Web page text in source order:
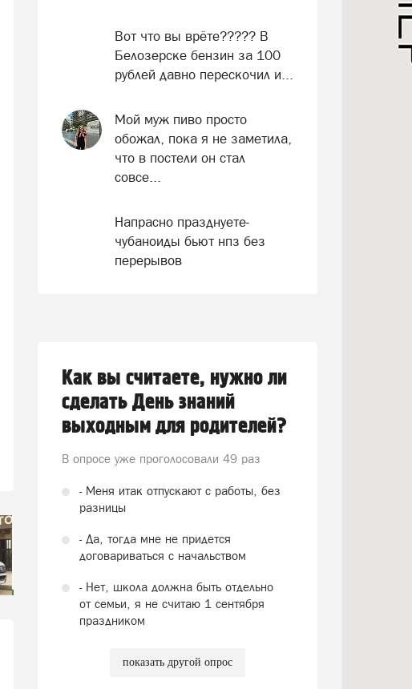
Вот что вы врёте????? В
Белозерске бензин за 100
рублей давно перескочил и...
Мой муж пиво просто
обожал, пока я не заметила,
что в постели он стал
совсе...
Напрасно празднуете-
чубаноиды бьют нпз без
перерывов
Как вы считаете, нужно ли
сделать День знаний
выходным для родителей?
В опросе уже проголосовали 49 раз
- Меня итак отпускают с работы, без
разницы
- Да, тогда мне не придется
договариваться с начальством
- Нет, школа должна быть отдельно
от семьи, я не считаю 1 сентября
праздником
показать другой опрос